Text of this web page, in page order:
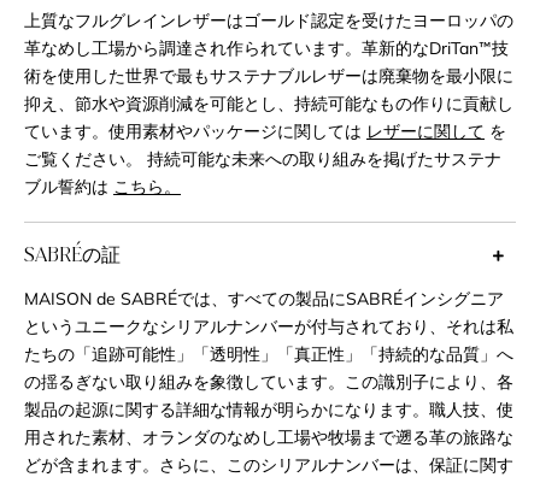
上質なフルグレインレザーはゴールド認定を受けたヨーロッパの
革なめし工場から調達され作られています。革新的なDriTan™技
術を使用した世界で最もサステナブルレザーは廃棄物を最小限に
抑え、節水や資源削減を可能とし、持続可能なもの作りに貢献し
ています。使用素材やパッケージに関しては レザーに関して を
ご覧ください。 持続可能な未来への取り組みを掲げたサステナ
ブル誓約は こちら。
SABRÉの証
MAISON de SABRÉでは、すべての製品にSABRÉインシグニア
というユニークなシリアルナンバーが付与されており、それは私
たちの「追跡可能性」「透明性」「真正性」「持続的な品質」へ
の揺るぎない取り組みを象徴しています。この識別子により、各
製品の起源に関する詳細な情報が明らかになります。職人技、使
用された素材、オランダのなめし工場や牧場まで遡る革の旅路な
どが含まれます。さらに、このシリアルナンバーは、保証に関す